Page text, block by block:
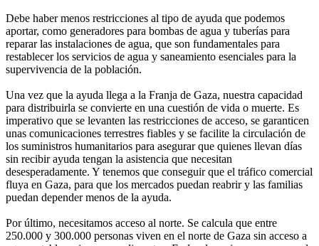
Debe haber menos restricciones al tipo de ayuda que podemos
aportar, como generadores para bombas de agua y tuberías para
reparar las instalaciones de agua, que son fundamentales para
restablecer los servicios de agua y saneamiento esenciales para la
supervivencia de la población.
Una vez que la ayuda llega a la Franja de Gaza, nuestra capacidad
para distribuirla se convierte en una cuestión de vida o muerte. Es
imperativo que se levanten las restricciones de acceso, se garanticen
unas comunicaciones terrestres fiables y se facilite la circulación de
los suministros humanitarios para asegurar que quienes llevan días
sin recibir ayuda tengan la asistencia que necesitan
desesperadamente. Y tenemos que conseguir que el tráfico comercial
fluya en Gaza, para que los mercados puedan reabrir y las familias
puedan depender menos de la ayuda.
Por último, necesitamos acceso al norte. Se calcula que entre
250.000 y 300.000 personas viven en el norte de Gaza sin acceso a